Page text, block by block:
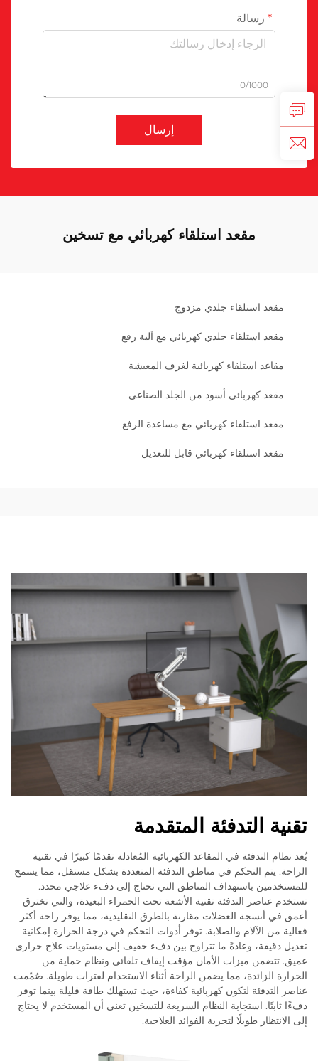
رسالة
0/1000
إرسال
مقعد استلقاء كهربائي مع تسخين
مقعد استلقاء جلدي مزدوج
مقعد استلقاء جلدي كهربائي مع آلية رفع
مقاعد استلقاء كهربائية لغرف المعيشة
مقعد كهربائي أسود من الجلد الصناعي
مقعد استلقاء كهربائي مع مساعدة الرفع
مقعد استلقاء كهربائي قابل للتعديل
تقنية التدفئة المتقدمة
يُعد نظام التدفئة في المقاعد الكهربائية المُعادلة تقدمًا كبيرًا في تقنية
الراحة. يتم التحكم في مناطق التدفئة المتعددة بشكل مستقل، مما يسمح
للمستخدمين باستهداف المناطق التي تحتاج إلى دفء علاجي محدد.
تستخدم عناصر التدفئة تقنية الأشعة تحت الحمراء البعيدة، والتي تخترق
أعمق في أنسجة العضلات مقارنة بالطرق التقليدية، مما يوفر راحة أكثر
فعالية من الآلام والصلابة. توفر أدوات التحكم في درجة الحرارة إمكانية
تعديل دقيقة، وعادةً ما تتراوح بين دفء خفيف إلى مستويات علاج حراري
عميق. تتضمن ميزات الأمان مؤقت إيقاف تلقائي ونظام حماية من
الحرارة الزائدة، مما يضمن الراحة أثناء الاستخدام لفترات طويلة. صُمّمت
عناصر التدفئة لتكون كهربائية كفاءة، حيث تستهلك طاقة قليلة بينما توفر
دفءًا ثابتًا. استجابة النظام السريعة للتسخين تعني أن المستخدم لا يحتاج
إلى الانتظار طويلًا لتجربة الفوائد العلاجية.